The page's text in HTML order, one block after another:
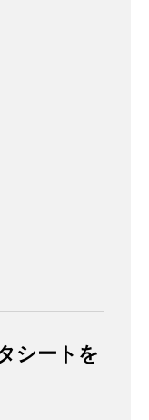
シートを